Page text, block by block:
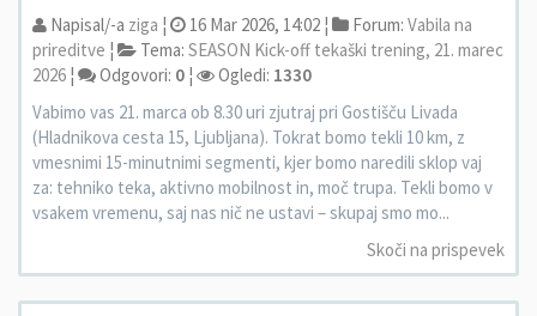
Napisal/-a ziga ¦ 16 Mar 2026, 14:02 ¦ Forum: Vabila na
prireditve ¦ Tema: SEASON Kick-off tekaški trening, 21. marec
2026 ¦ Odgovori: 0 ¦ Ogledi: 1330
Vabimo vas 21. marca ob 8.30 uri zjutraj pri Gostišču Livada
(Hladnikova cesta 15, Ljubljana). Tokrat bomo tekli 10 km, z
vmesnimi 15-minutnimi segmenti, kjer bomo naredili sklop vaj
za: tehniko teka, aktivno mobilnost in, moč trupa. Tekli bomo v
vsakem vremenu, saj nas nič ne ustavi – skupaj smo mo...
Skoči na prispevek